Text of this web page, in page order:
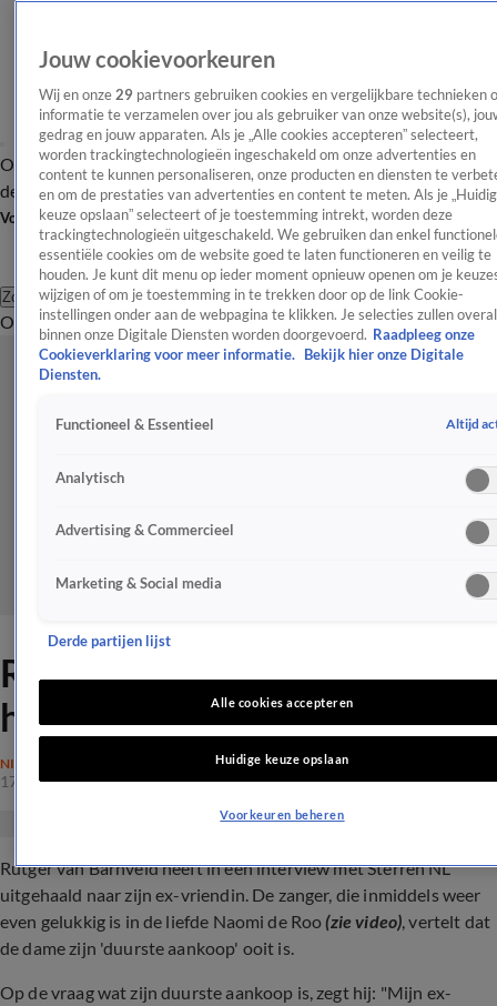
OverzichtAfleveringen Entertainment TV Algemeen
Tip
de redactieNieuwsbrief
Volg Shownieuws
Zoeken
OverzichtEntertainmentSpraakmakendRealityCrimeVideo's
Rutger van Barneveld haalt
hard uit naar ex
NIEUWS
17 aug 2024, 21:32
Rutger van Barnveld heeft in een interview met Sterren NL
uitgehaald naar zijn ex-vriendin. De zanger, die inmiddels weer
even gelukkig is in de liefde Naomi de Roo(zie video), vertelt dat
de dame zijn 'duurste aankoop' ooit is.
Op de vraag wat zijn duurste aankoop is, zegt hij: "Mijn ex-
Jouw cookievoorkeuren
Wij en onze 29 partners gebruiken cookies en vergelijkbare technieken
informatie te verzamelen over jou als gebruiker van onze website(s),
gedrag en jouw apparaten. Als je „Alle cookies accepteren” selecteert,
worden trackingtechnologieën ingeschakeld om onze advertenties en
content te kunnen personaliseren, onze producten en diensten te
en om de prestaties van advertenties en content te meten. Als je
keuze opslaan” selecteert of je toestemming intrekt, worden deze
trackingtechnologieën uitgeschakeld. We gebruiken dan enkel
essentiële cookies om de website goed te laten functioneren en veilig te
houden. Je kunt dit menu op ieder moment opnieuw openen om je
wijzigen of om je toestemming in te trekken door op de link Cookie-
instellingen onder aan de webpagina te klikken. Je selecties zullen overal
binnen onze Digitale Diensten worden doorgevoerd. Raadpleeg onze
Cookieverklaring voor meer informatie.
Bekijk hier onze Digitale
Diensten.
Functioneel & Essentieel Altijd
Analytisch
Advertising & Commercieel
Marketing & Social media
Derde partijen lijst
Alle cookies accepteren
Huidige keuze opslaan
Voorkeuren beheren